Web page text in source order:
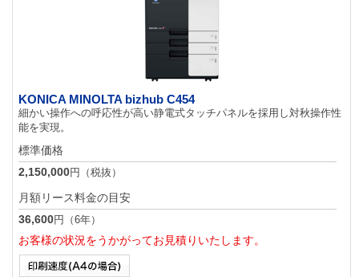
KONICA MINOLTA bizhub C454
細かい操作への呼応性が高い静電式タッチパネルを採用し対秋操作性
能を実現。
標準価格
2,150,000円（税抜）
月額リース料金の目安
36,600円（6年）
お客様の状況をうかがってお見積りいたします。